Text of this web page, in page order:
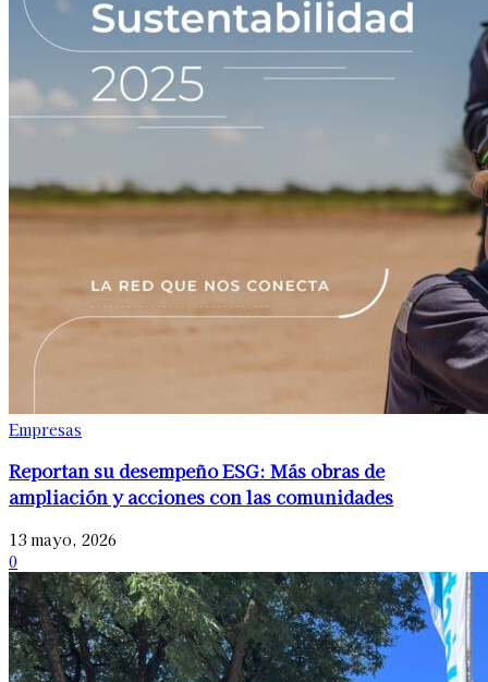
Empresas
Reportan su desempeño ESG: Más obras de
ampliación y acciones con las comunidades
13 mayo, 2026
0